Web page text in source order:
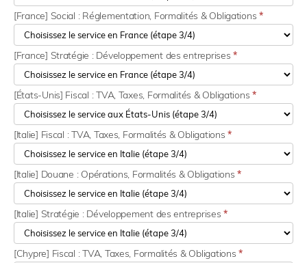
[France] Social : Réglementation, Formalités & Obligations*
[France] Stratégie : Développement des entreprises*
[États-Unis] Fiscal : TVA, Taxes, Formalités & Obligations*
[Italie] Fiscal : TVA, Taxes, Formalités & Obligations*
[Italie] Douane : Opérations, Formalités & Obligations*
[Italie] Stratégie : Développement des entreprises*
[Chypre] Fiscal : TVA, Taxes, Formalités & Obligations*